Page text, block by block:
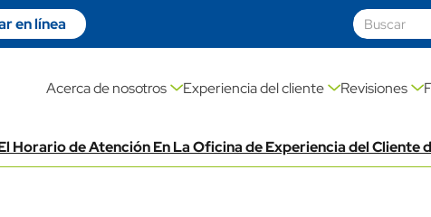
link
en línea
Acerca de nosotros Experiencia del cliente Revisiones
Horario de Atención En La Oficina de Experiencia del Cliente